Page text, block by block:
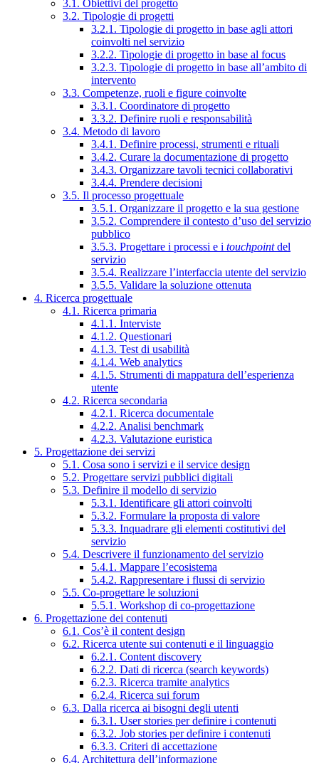
3.1. Obiettivi del progetto
3.2. Tipologie di progetti
3.2.1. Tipologie di progetto in base agli attori
coinvolti nel servizio
3.2.2. Tipologie di progetto in base al focus
3.2.3. Tipologie di progetto in base all’ambito di
intervento
3.3. Competenze, ruoli e figure coinvolte
3.3.1. Coordinatore di progetto
3.3.2. Definire ruoli e responsabilità
3.4. Metodo di lavoro
3.4.1. Definire processi, strumenti e rituali
3.4.2. Curare la documentazione di progetto
3.4.3. Organizzare tavoli tecnici collaborativi
3.4.4. Prendere decisioni
3.5. Il processo progettuale
3.5.1. Organizzare il progetto e la sua gestione
3.5.2. Comprendere il contesto d’uso del servizio
pubblico
3.5.3. Progettare i processi e i touchpointdel
servizio
3.5.4. Realizzare l’interfaccia utente del servizio
3.5.5. Validare la soluzione ottenuta
4. Ricerca progettuale
4.1. Ricerca primaria
4.1.1. Interviste
4.1.2. Questionari
4.1.3. Test di usabilità
4.1.4. Web analytics
4.1.5. Strumenti di mappatura dell’esperienza
utente
4.2. Ricerca secondaria
4.2.1. Ricerca documentale
4.2.2. Analisi benchmark
4.2.3. Valutazione euristica
5. Progettazione dei servizi
5.1. Cosa sono i servizi e il service design
5.2. Progettare servizi pubblici digitali
5.3. Definire il modello di servizio
5.3.1. Identificare gli attori coinvolti
5.3.2. Formulare la proposta di valore
5.3.3. Inquadrare gli elementi costitutivi del
servizio
5.4. Descrivere il funzionamento del servizio
5.4.1. Mappare l’ecosistema
5.4.2. Rappresentare i flussi di servizio
5.5. Co-progettare le soluzioni
5.5.1. Workshop di co-progettazione
6. Progettazione dei contenuti
6.1. Cos’è il content design
6.2. Ricerca utente sui contenuti e il linguaggio
6.2.1. Content discovery
6.2.2. Dati di ricerca (search keywords)
6.2.3. Ricerca tramite analytics
6.2.4. Ricerca sui forum
6.3. Dalla ricerca ai bisogni degli utenti
6.3.1. User stories per definire i contenuti
6.3.2. Job stories per definire i contenuti
6.3.3. Criteri di accettazione
6.4. Architettura dell’informazione